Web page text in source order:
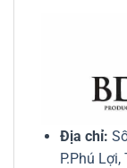
Địa chỉ:
P.Phú Lợi,